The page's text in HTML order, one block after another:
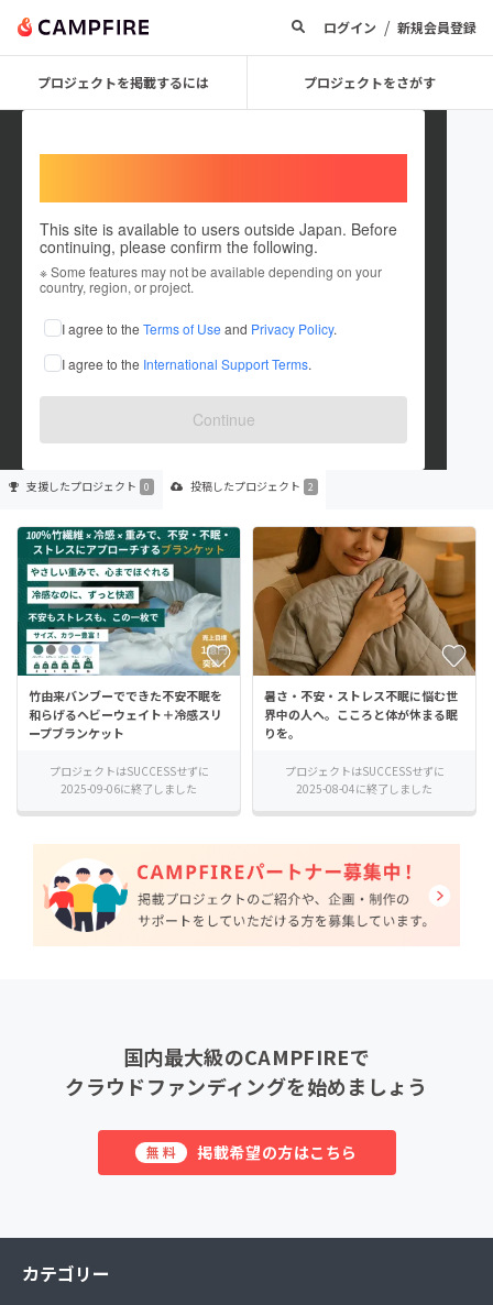
ログイン / 新規会員登録
プロジェクトを掲載するには プロジェクトをさがす
This site is available to users outside Japan. Before
continuing, please confirm the following.
※ Some features may not be available depending on your
country, region, or project.
I agree to the Terms of Use and Privacy Policy.
I agree to the International Support Terms.
Continue
ヨハネス ムッラー
これまでに2件のプロジェクトを投稿しています
在住国：日本 現在地：神奈川県
出身国：日本 出身地：神奈川県
支援したプロジェクト 0 投稿したプロジェクト 2
竹由来バンブーでできた不安不眠を
和らげるヘビーウェイト＋冷感スリ
ープブランケット
プロジェクトはSUCCESSせずに
2025-09-06に終了しました
暑さ・不安・ストレス不眠に悩む世
界中の人へ。こころと体が休まる眠
りを。
プロジェクトはSUCCESSせずに
2025-08-04に終了しました
国内最大級のCAMPFIREで
クラウドファンディングを始めましょう
無料 掲載希望の方はこちら
カテゴリー